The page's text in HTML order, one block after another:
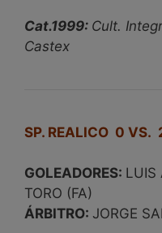
Cat.1999: Cult.
Castex
SP. REALICO 0 VS.
GOLEADORES: LUIS
TORO (FA)
ÁRBITRO: JORGE